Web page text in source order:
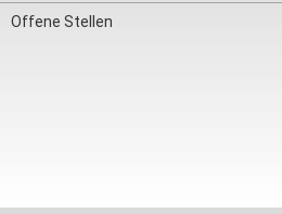
Offene Stellen